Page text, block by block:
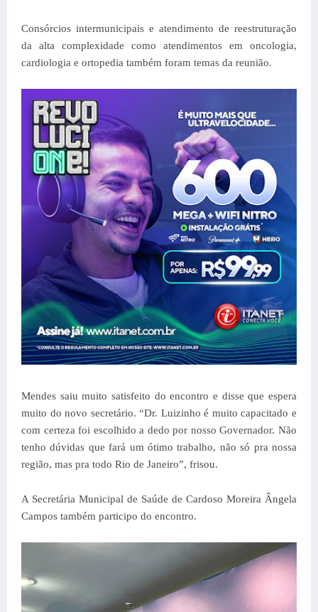
Consórcios intermunicipais e atendimento de reestruturação
da alta complexidade como atendimentos em oncologia,
cardiologia e ortopedia também foram temas da reunião.
Mendes saiu muito satisfeito do encontro e disse que espera
muito do novo secretário. “Dr. Luizinho é muito capacitado e
com certeza foi escolhido a dedo por nosso Governador. Não
tenho dúvidas que fará um ótimo trabalho, não só pra nossa
região, mas pra todo Rio de Janeiro”, frisou.
A Secretária Municipal de Saúde de Cardoso Moreira Ângela
Campos também participo do encontro.